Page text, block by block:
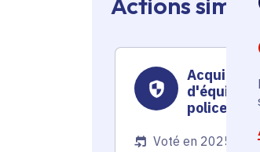
Acquisition
police
Voté en 2025